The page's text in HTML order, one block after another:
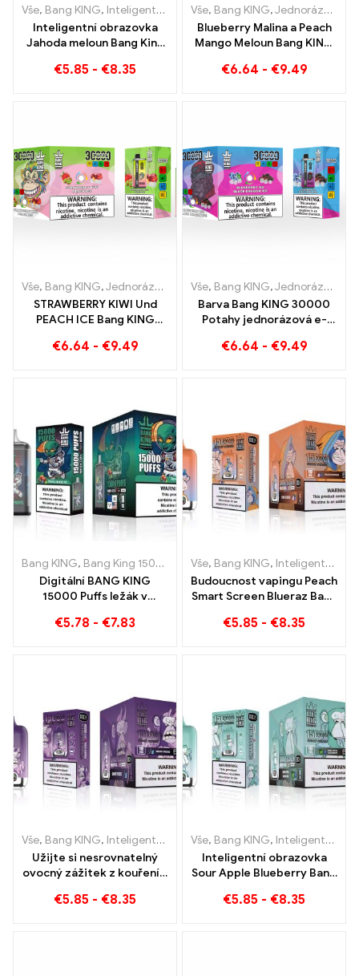
Vše, Bang KING, Inteligentní obrazovka Bang King 15000 Puff
Inteligentní obrazovka
Jahoda meloun Bang King
uvolňující potěšení z
€5.85 - €8.35
Vše, Bang KING,Jednorázové e-cigarety Litva
Blueberry Malina a Peach
Mango Meloun Bang KING
JEDNORÁZOVÉ E-
€6.64 - €9.49
Vše, Bang KING,Jednorázové e-cigarety Litva ,Jednorázové e-
STRAWBERRY KIWI Und
PEACH ICE Bang KING
e-cigareta Puffs - Dual
€6.64 - €9.49
Vše, Bang KING,Jednorázové e-cigarety Litva
Barva Bang KING 30000
Potahy jednorázová e-
požitek s příchutěmi
€6.64 - €9.49
Bang KING, Bang King 15000 Obláčky ,Jednorázová e-cigareta s
Digitální BANG KING
15000 Puffs ležák v
Bezoškolské potěšení
€5.78 - €7.83
Vše, Bang KING, Inteligentní obrazovka Bang King 15000 Puff
Budoucnost vapingu Peach
Smart Screen Blueraz Bang
€5.85 - €8.35
Vše, Bang KING, Inteligentní obrazovka Bang King 15000 Puff ,
Užijte si nesrovnatelný
ovocný zážitek z kouření s
Smart Screen 15000 Puff
€5.85 - €8.35
Vše, Bang KING, Inteligentní obrazovka Bang King 15000 Puff
Inteligentní obrazovka
Sour Apple Blueberry Bang
Nesrovnatelný zážitek z
€5.85 - €8.35